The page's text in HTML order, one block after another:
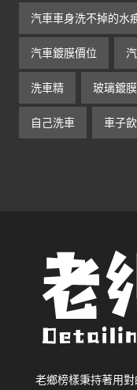
汽車車身洗不掉的水
汽車鍍膜價位
洗車精 玻璃鍍膜
自己洗車 車子
老鄉榜樣秉持著用